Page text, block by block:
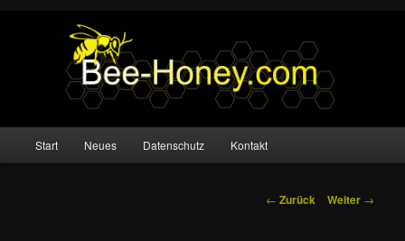
Zum
Start Neues Datenschutz Kontakt
Beitrags-
← Zurück Weiter →